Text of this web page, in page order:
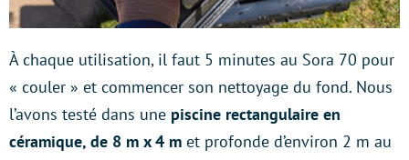
À chaque utilisation, il faut 5 minutes au Sora 70 pour
« couler » et commencer son nettoyage du fond. Nous
l’avons testé dans une piscine rectangulaire en
céramique, de 8 m x 4 m et profonde d’environ 2 m au